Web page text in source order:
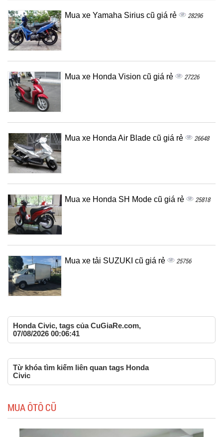
Mua xe Yamaha Sirius cũ giá rẻ 28296
Mua xe Honda Vision cũ giá rẻ 27226
Mua xe Honda Air Blade cũ giá rẻ 26648
Mua xe Honda SH Mode cũ giá rẻ 25818
Mua xe tải SUZUKI cũ giá rẻ 25756
Honda Civic, tags của CuGiaRe.com,
07/08/2026 00:06:41
Từ khóa tìm kiếm liên quan tags Honda
Civic
MUA ÔTÔ CŨ